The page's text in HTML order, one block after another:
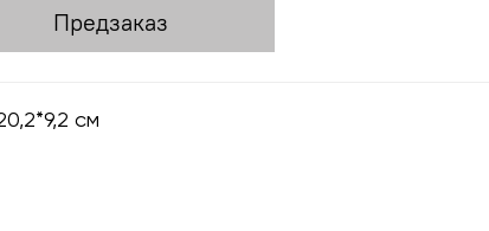
Предзаказ
см